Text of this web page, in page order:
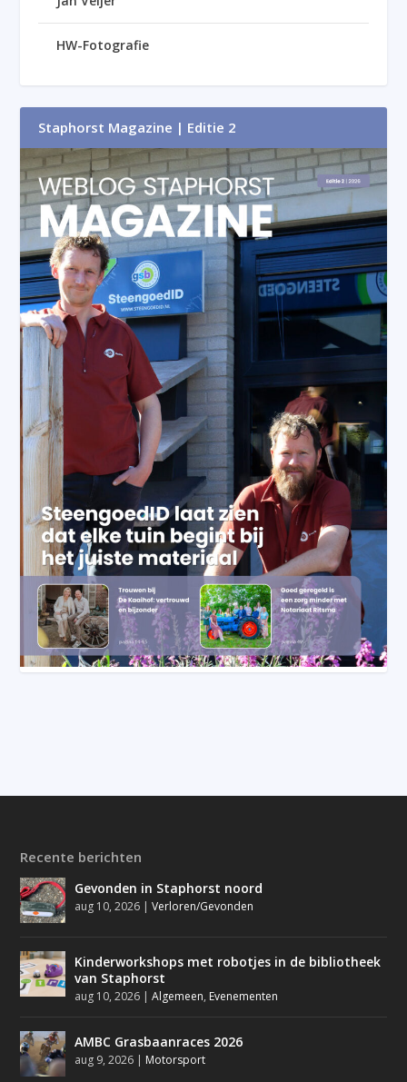
HW-Fotografie
Staphorst Magazine | Editie 2
Recente berichten
Gevonden in Staphorst noord
aug 10, 2026 |Verloren/Gevonden
Kinderworkshops met robotjes in de bibliotheek
van Staphorst
aug 10, 2026 |Algemeen, Evenementen
AMBC Grasbaanraces 2026
aug 9, 2026 | Motorsport